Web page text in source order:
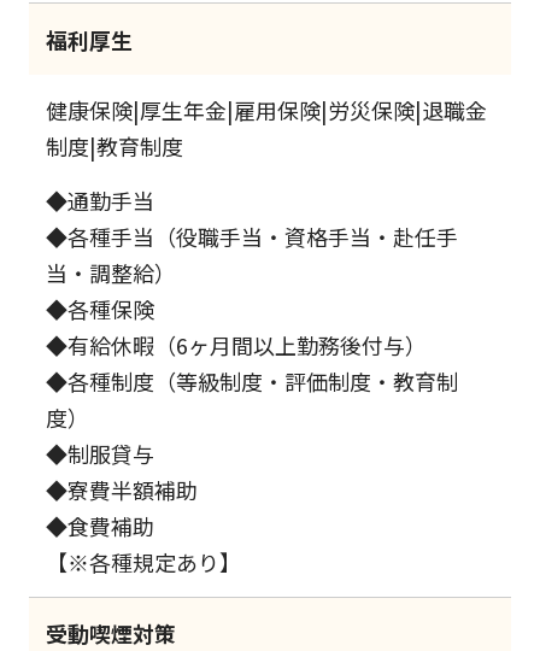
福利厚生
健康保険|厚生年金|雇用保険|労災保険|退職金
制度|教育制度
◆通勤手当
◆各種手当（役職手当・資格手当・赴任手
当・調整給）
◆各種保険
◆有給休暇（6ヶ月間以上勤務後付与）
◆各種制度（等級制度・評価制度・教育制
度）
◆制服貸与
◆寮費半額補助
◆食費補助
【※各種規定あり】
受動喫煙対策